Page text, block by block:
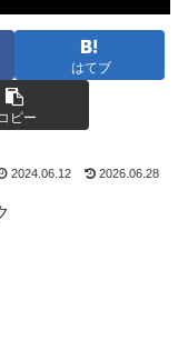
はてブ
コピー
2024.06.12 2026.06.28